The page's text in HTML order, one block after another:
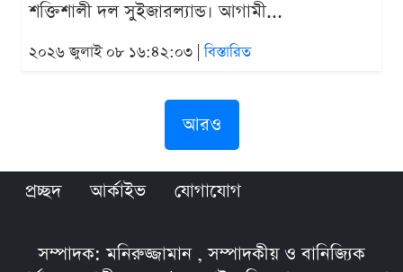
শক্তিশালী দল সুইজারল্যান্ড। আগামী...
২০২৬ জুলাই ০৮ ১৬:৪২:০৩ |বিস্তারিত
আরও
প্রচ্ছদ আর্কাইভ যোগাযোগ
সম্পাদক: মনিরুজ্জামান , সম্পাদকীয় ও বানিজ্যিক